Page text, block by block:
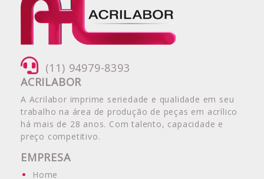
(11) 94979-8393
ACRILABOR
A Acrilabor imprime seriedade e qualidade em seu
trabalho na área de produção de peças em acrílico
há mais de 28 anos. Com talento, capacidade e
preço competitivo.
EMPRESA
Home